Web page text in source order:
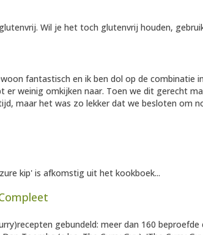
Wil je het toch glutenvrij houden,
fantastisch en ik ben dol op de combinatie
er weinig omkijken naar. Toen we dit gerecht
maar het was zo lekker dat we besloten om
kip' is afkomstig uit het kookboek...
gebundeld: meer dan 160